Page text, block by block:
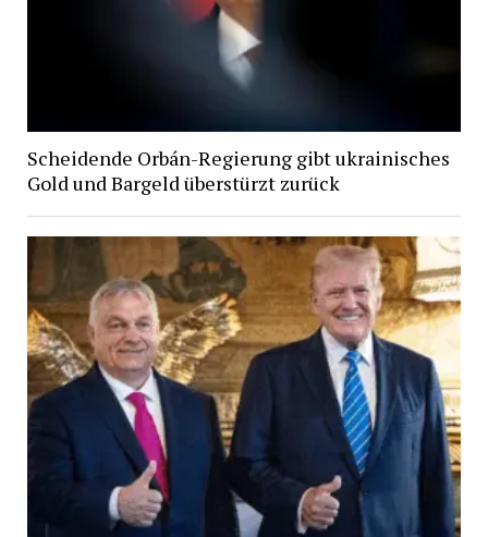
Scheidende Orbán-Regierung gibt ukrainisches
Gold und Bargeld überstürzt zurück